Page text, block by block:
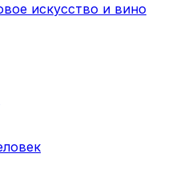
искусство и вино